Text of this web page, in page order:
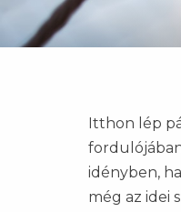
Itthon lép
idényben,
még az idei